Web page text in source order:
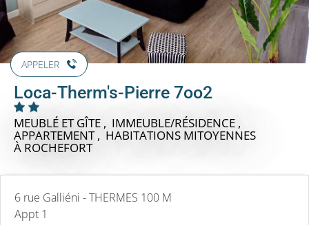
APPELER
Loca-Therm's-Pierre 7oo2
MEUBLÉ ET GÎTE , IMMEUBLE/RÉSIDENCE ,
APPARTEMENT , HABITATIONS MITOYENNES
À ROCHEFORT
6 rue Galliéni - THERMES 100 M
Appt 1